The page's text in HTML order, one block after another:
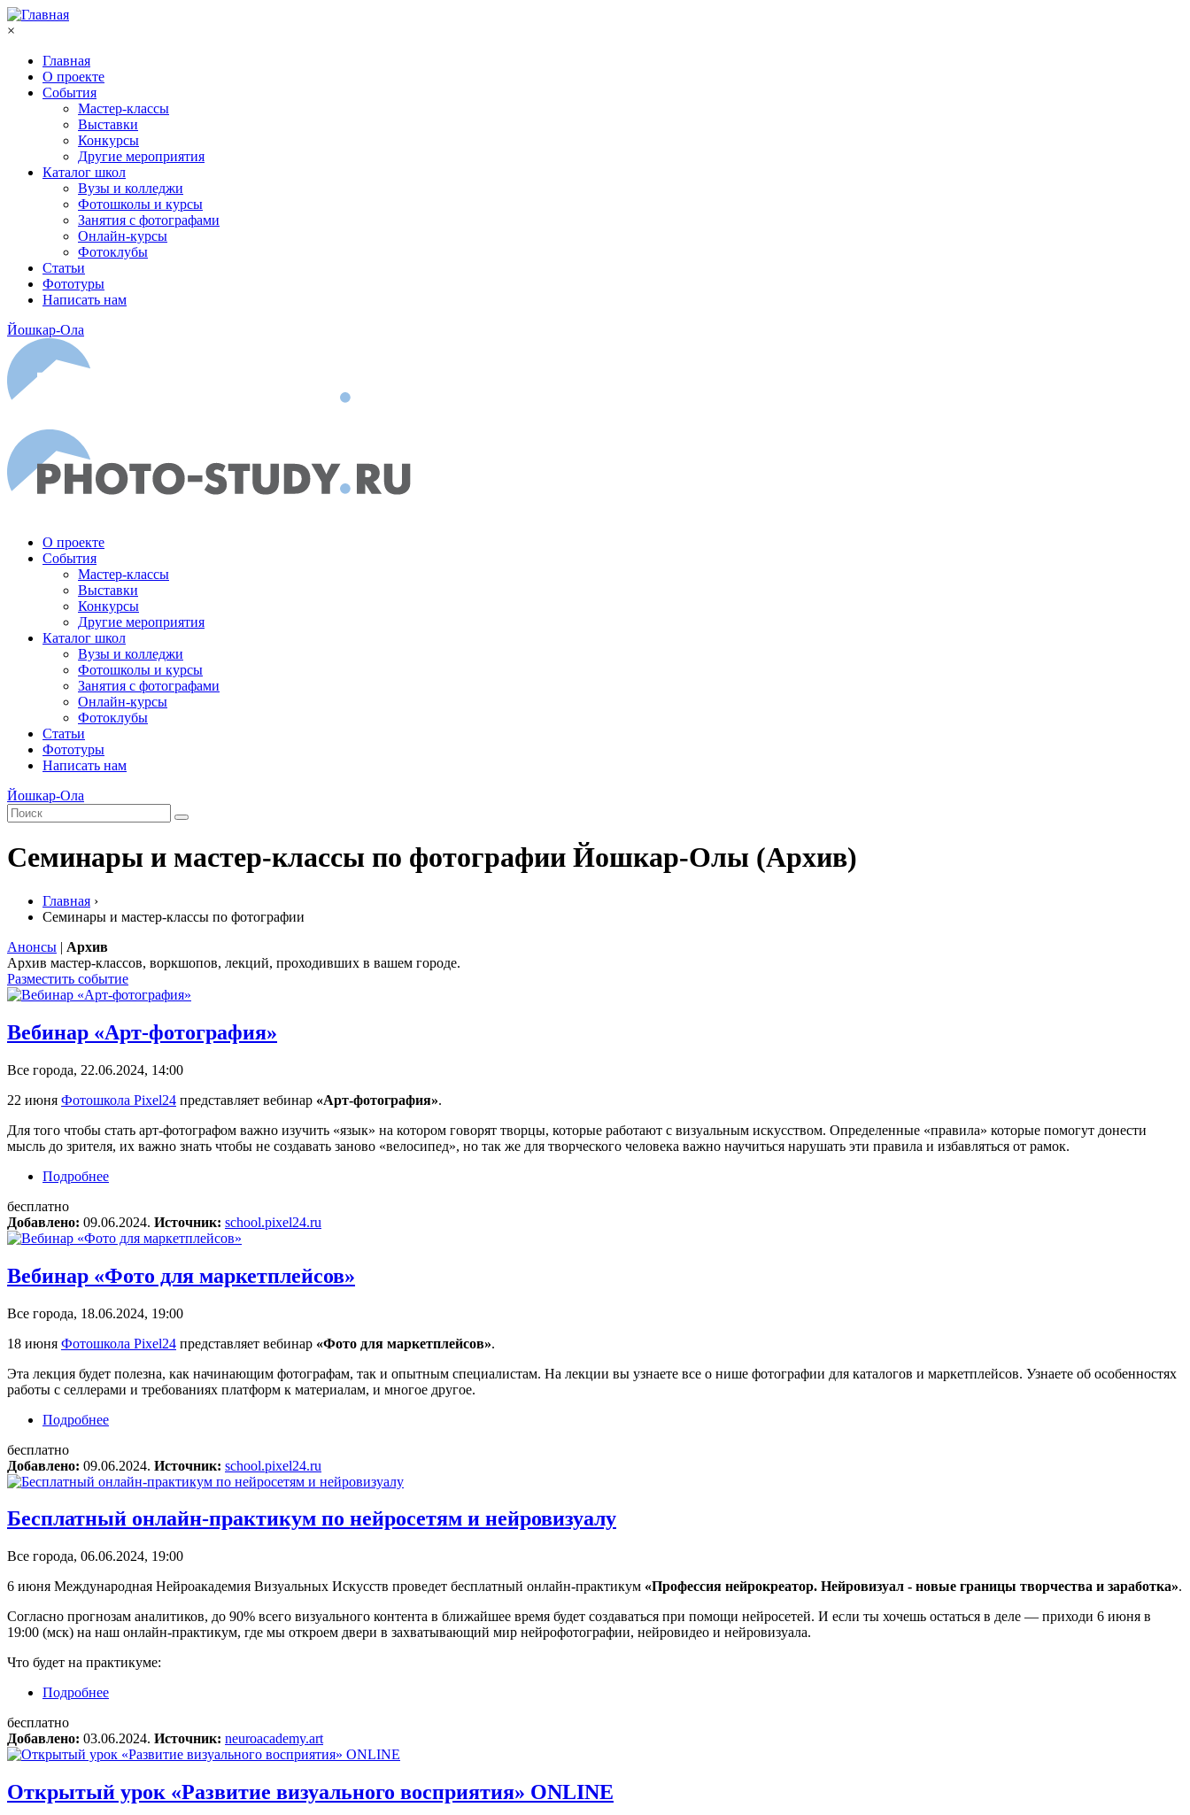
Перейти к основному содержанию
×
Главная
О проекте
События
Мастер-классы
Выставки
Конкурсы
Другие мероприятия
Каталог школ
Вузы и колледжи
Фотошколы и курсы
Занятия с фотографами
Онлайн-курсы
Фотоклубы
Статьи
Фототуры
Написать нам
Йошкар-Ола
О проекте
События
Мастер-классы
Выставки
Конкурсы
Другие мероприятия
Каталог школ
Вузы и колледжи
Фотошколы и курсы
Занятия с фотографами
Онлайн-курсы
Фотоклубы
Статьи
Фототуры
Написать нам
Йошкар-Ола
Семинары и мастер-классы по фотографии Йошкар-Олы (Архив)
Главная ›
Семинары и мастер-классы по фотографии
Анонсы | Архив
Архив мастер-классов, воркшопов, лекций, проходивших в вашем городе.
Разместить событие
Вебинар «Арт-фотография»
Все города, 22.06.2024, 14:00
22 июня Фотошкола Pixel24 представляет вебинар «Арт-фотография».
Для того чтобы стать арт-фотографом важно изучить «язык» на котором говорят творцы, которые работают с визуальным искусством. Определенные «правила» которые помогут донести
мысль до зрителя, их важно знать чтобы не создавать заново «велосипед», но так же для творческого человека важно научиться нарушать эти правила и избавляться от рамок.
Подробнее
бесплатно
Добавлено: 09.06.2024. Источник: school.pixel24.ru
Вебинар «Фото для маркетплейсов»
Все города, 18.06.2024, 19:00
18 июня Фотошкола Pixel24 представляет вебинар «Фото для маркетплейсов».
Эта лекция будет полезна, как начинающим фотографам, так и опытным специалистам. На лекции вы узнаете все о нише фотографии для каталогов и маркетплейсов. Узнаете об особенностях
работы с селлерами и требованиях платформ к материалам, и многое другое.
Подробнее
бесплатно
Добавлено: 09.06.2024. Источник: school.pixel24.ru
Бесплатный онлайн-практикум по нейросетям и нейровизуалу
Все города, 06.06.2024, 19:00
6 июня Международная Нейроакадемия Визуальных Искусств проведет бесплатный онлайн-практикум «Профессия нейрокреатор. Нейровизуал - новые границы творчества и заработка».
Согласно прогнозам аналитиков, до 90% всего визуального контента в ближайшее время будет создаваться при помощи нейросетей. И если ты хочешь остаться в деле — приходи 6 июня в
19:00 (мск) на наш онлайн-практикум, где мы откроем двери в захватывающий мир нейрофотографии, нейровидео и нейровизуала.
Что будет на практикуме:
Подробнее
бесплатно
Добавлено: 03.06.2024. Источник: neuroacademy.art
Открытый урок «Развитие визуального восприятия» ONLINE